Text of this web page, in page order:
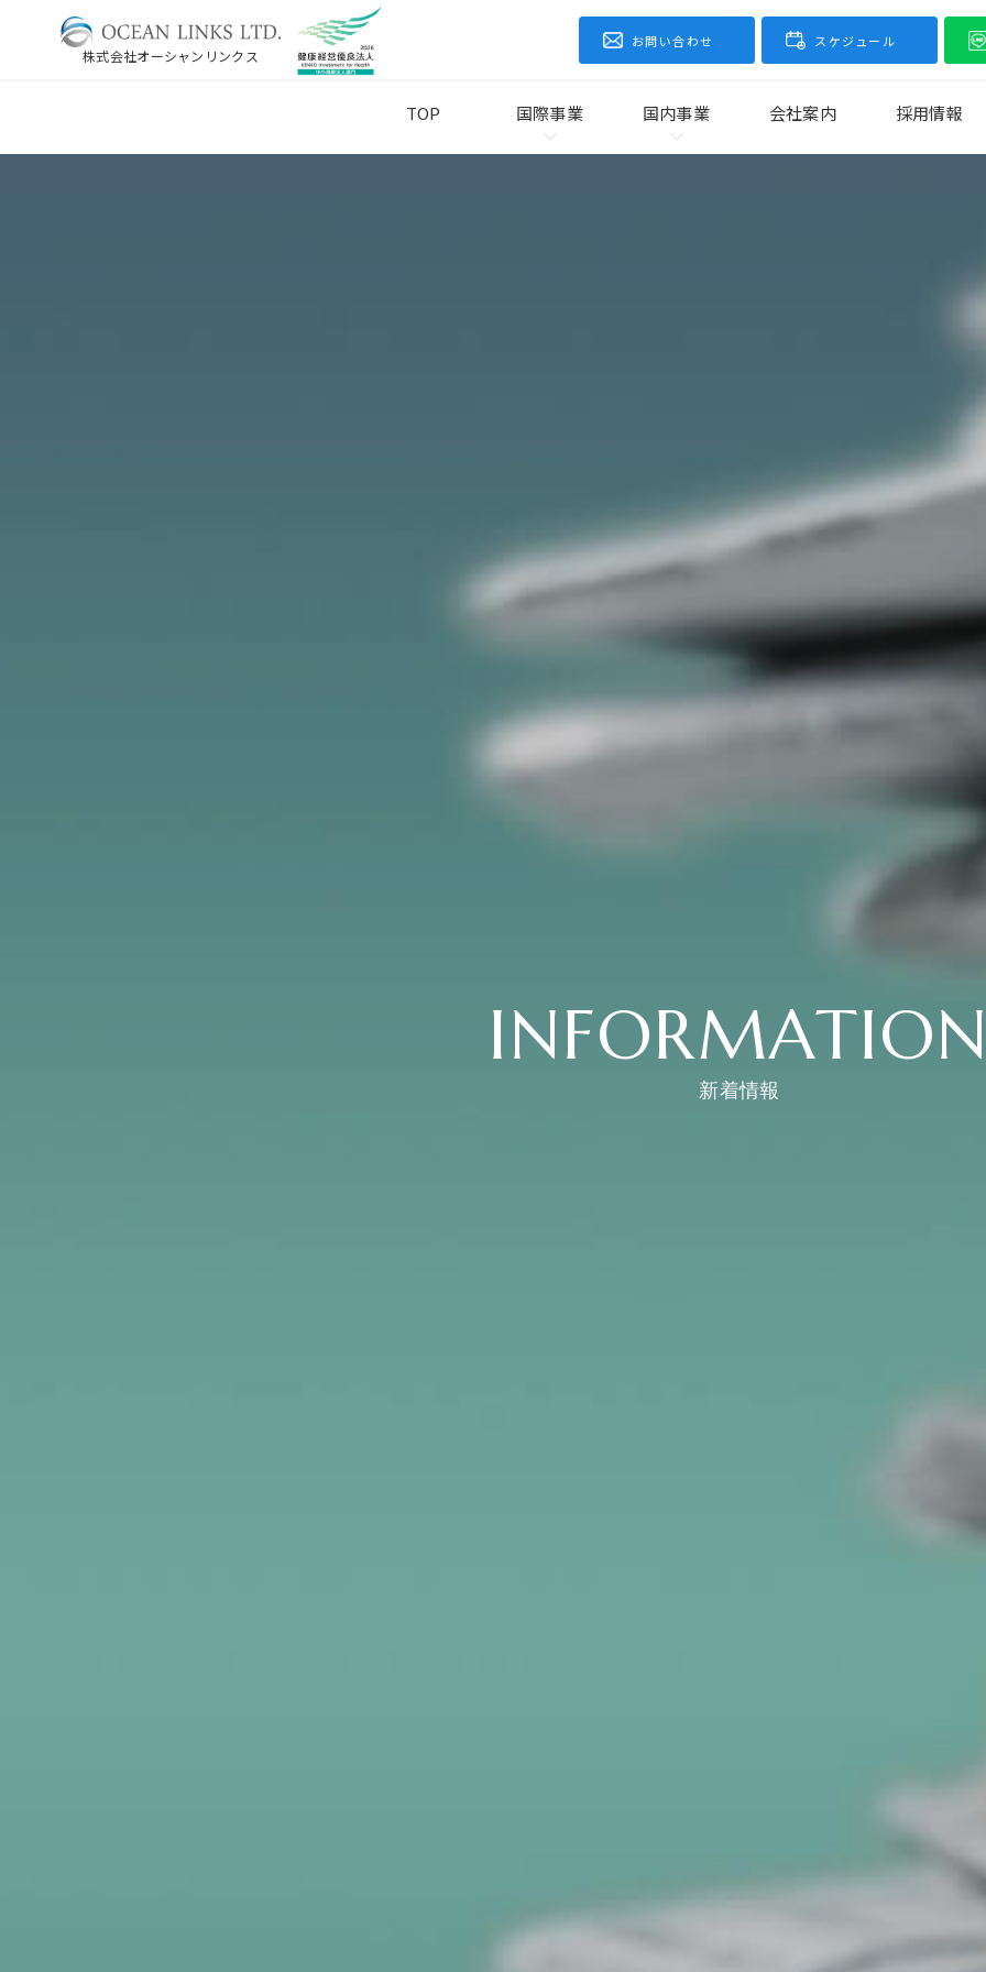
株式会社オーシャンリンクス
お問い合わせ スケジュール
TOP 国際事業 国内事業 会社案内 採用情報
新着情報